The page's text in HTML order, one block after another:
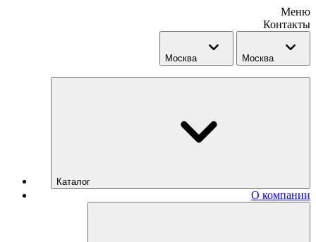
Меню
Контакты
Москва Москва
Каталог
О компании